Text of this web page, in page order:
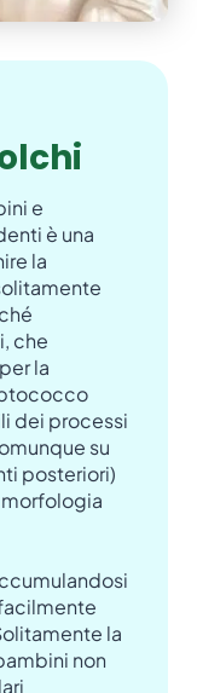
e
è una
la
che
la
dei processi
su
posteriori)
la
non